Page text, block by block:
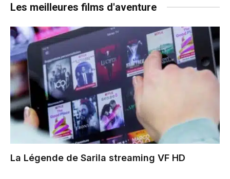
Les meilleures films d'aventure
La Légende de Sarila streaming VF HD